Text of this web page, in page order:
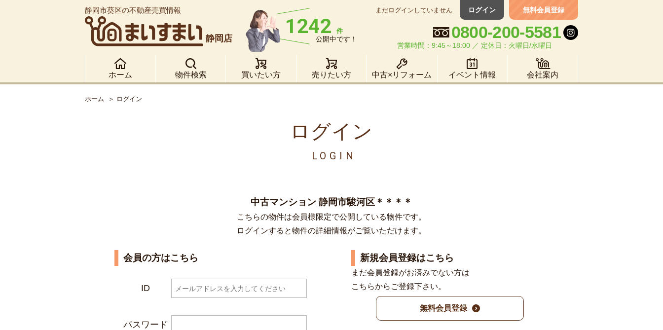
静岡市葵区の不動産売買情報
静岡店
1242 件
公開中です！
まだログインしていません ログイン 無料会員登録
0800-200-5581
営業時間：9:45～18:00 ／ 定休日：火曜日/水曜日
ホーム 物件検索 買いたい方 売りたい方 中古×リフォーム イベント情報 会社案内
ホーム ログイン
ログイン
LOGIN
中古マンション 静岡市駿河区＊＊＊＊
こちらの物件は会員様限定で公開している物件です。
ログインすると物件の詳細情報がご覧いただけます。
会員の方はこちら
ID
パスワード
新規会員登録はこちら
まだ会員登録がお済みでない方は
こちらからご登録下さい。
無料会員登録